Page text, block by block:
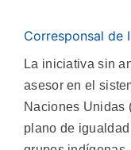
Corresponsal de
La iniciativa sin
asesor en el
Naciones Unidas
plano de